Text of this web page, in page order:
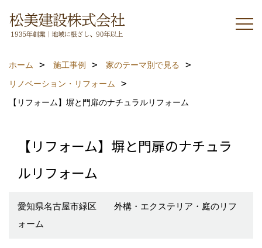
ホーム 施工事例
家のテーマ別で見る
リノベーション・リフォーム
【リフォーム】塀と門扉のナチュラルリフォーム
【リフォーム】塀と門扉のナチュラ
ルリフォーム
愛知県名古屋市緑区 外構・エクステリア・庭のリフ
ォーム